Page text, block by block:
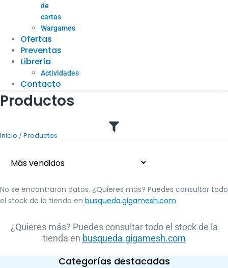
de
cartas
Wargames
Ofertas
Preventas
Librería
Actividades
Contacto
Productos
Inicio /Productos
No se encontraron datos. ¿Quieres más? Puedes consultar todo
el stock de la tienda en busqueda.gigamesh.com
¿Quieres más? Puedes consultar todo el stock de la
tienda en busqueda.gigamesh.com
Categorías destacadas